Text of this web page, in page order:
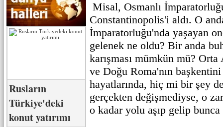
Rusların
Türkiye'deki
konut yatırımı
Misal, Osmanlı
Constantinopolis'i aldı. O
İmparatorluğu'nda yaşayan
gelenek ne oldu? Bir anda
karışması mümkün mü?
ve Doğu Roma'nın
hayatlarında, hiç mi bir şey
gerçekten değişmediyse, o
o kadar yolu aşıp gelip bunca